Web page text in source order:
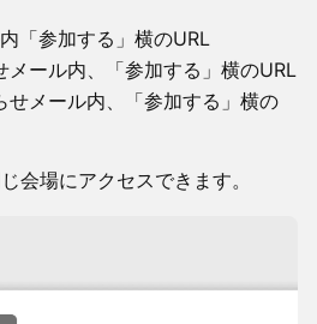
「参加する」横のURL
メール内、「参加する」横のURL
せメール内、「参加する」横の
会場にアクセスできます。